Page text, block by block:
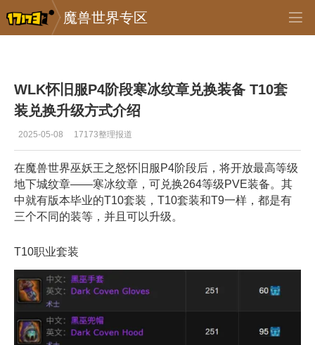
魔兽世界专区
专区_《魔兽世界》 >
WLK怀旧服P4阶段寒冰纹章兑换装备 T10套
装兑换升级方式介绍
2025-05-08 17173整理报道
在魔兽世界巫妖王之怒怀旧服P4阶段后，将开放最高等级
地下城纹章——寒冰纹章，可兑换264等级PVE装备。其
中就有版本毕业的T10套装，T10套装和T9一样，都是有
三个不同的装等，并且可以升级。
T10职业套装